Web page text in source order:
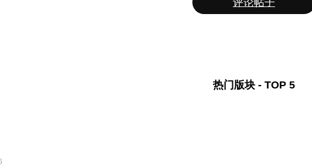
评论帖子
热门版块 - TOP 5